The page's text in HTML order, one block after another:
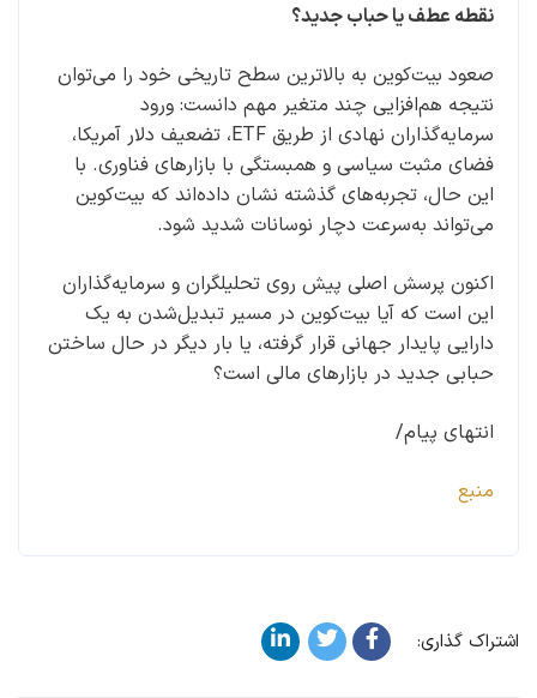
نقطه عطف یا حباب جدید؟
صعود بیت‌کوین به بالاترین سطح تاریخی خود را می‌توان
نتیجه هم‌افزایی چند متغیر مهم دانست: ورود
سرمایه‌گذاران نهادی از طریق ETF، تضعیف دلار آمریکا،
فضای مثبت سیاسی و همبستگی با بازارهای فناوری. با
این حال، تجربه‌های گذشته نشان داده‌اند که بیت‌کوین
می‌تواند به‌سرعت دچار نوسانات شدید شود.
اکنون پرسش اصلی پیش روی تحلیلگران و سرمایه‌گذاران
این است که آیا بیت‌کوین در مسیر تبدیل‌شدن به یک
دارایی پایدار جهانی قرار گرفته، یا بار دیگر در حال ساختن
حبابی جدید در بازارهای مالی است؟
انتهای پیام/
منبع
اشتراک گذاری: